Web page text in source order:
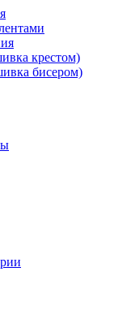
крестом)
бисером)